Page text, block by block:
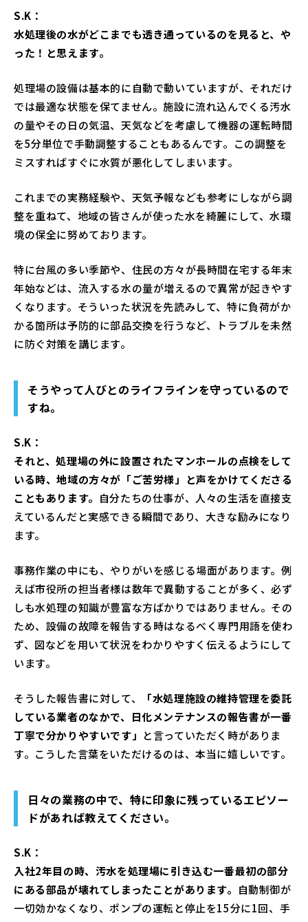
S.K：
水処理後の水がどこまでも透き通っているのを見ると、や
った！と思えます。
処理場の設備は基本的に自動で動いていますが、それだけ
では最適な状態を保てません。施設に流れ込んでくる汚水
の量やその日の気温、天気などを考慮して機器の運転時間
を5分単位で手動調整することもあるんです。この調整を
ミスすればすぐに水質が悪化してしまいます。
これまでの実務経験や、天気予報なども参考にしながら調
整を重ねて、地域の皆さんが使った水を綺麗にして、水環
境の保全に努めております。
特に台風の多い季節や、住民の方々が長時間在宅する年末
年始などは、流入する水の量が増えるので異常が起きやす
くなります。そういった状況を先読みして、特に負荷がか
かる箇所は予防的に部品交換を行うなど、トラブルを未然
に防ぐ対策を講じます。
そうやって人びとのライフラインを守っているので
すね。
S.K：
それと、処理場の外に設置されたマンホールの点検をして
いる時、地域の方々が「ご苦労様」と声をかけてくださる
こともあります。 自分たちの仕事が、人々の生活を直接支
えているんだと実感できる瞬間であり、大きな励みになり
ます。
事務作業の中にも、やりがいを感じる場面があります。例
えば市役所の担当者様は数年で異動することが多く、必ず
しも水処理の知識が豊富な方ばかりではありません。その
ため、設備の故障を報告する時はなるべく専門用語を使わ
ず、図などを用いて状況をわかりやすく伝えるようにして
います。
そうした報告書に対して、
「水処理施設の維持管理を委託
している業者のなかで、日化メンテナンスの報告書が一番
丁寧で分かりやすいです」 と言っていただく時がありま
す。こうした言葉をいただけるのは、本当に嬉しいです。
日々の業務の中で、特に印象に残っているエピソー
ドがあれば教えてください。
S.K：
入社2年目の時、汚水を処理場に引き込む一番最初の部分
にある部品が壊れてしまったことがあります。 自動制御が
一切効かなくなり、ポンプの運転と停止を15分に1回、手